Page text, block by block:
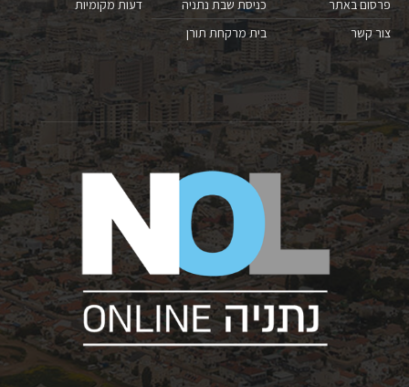
פרסום באתר
צור קשר
כניסת שבת נתניה
בית מרקחת תורן
דעות מקומיות